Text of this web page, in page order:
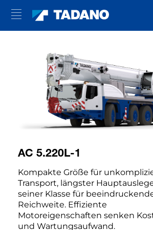
AC 5.220L-1
Kompakte Größe für
Transport, längster
seiner Klasse für
Reichweite. Effiziente
Motoreigenschaften senken
und Wartungsaufwand.